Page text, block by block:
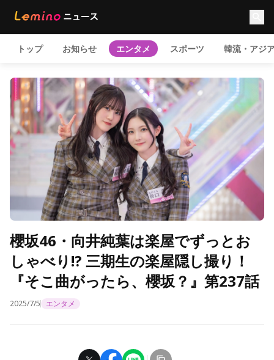
トップ お知らせ エンタメ スポーツ 韓流・アジ
櫻坂46・向井純葉は楽屋でずっとお
しゃべり!? 三期生の楽屋隠し撮り！
『そこ曲がったら、櫻坂？』第237話
2025/7/5 エンタメ